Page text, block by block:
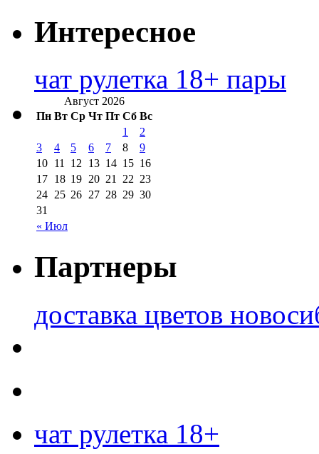
Интересное
чат рулетка 18+ пары
Август 2026
Пн Вт Ср Чт Пт Сб Вс
« Июл
1
2
3
4 5 6 7 8
9
10 11 12 13 14 15 16
17 18 19 20 21 22 23
24 25 26 27 28 29 30
31
Партнеры
доставка цветов
чат рулетка 18+